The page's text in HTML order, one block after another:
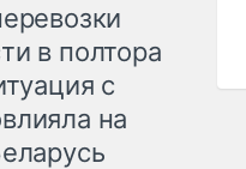
в полтора
с
на